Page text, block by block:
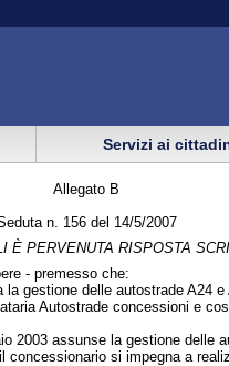
Servizi ai
Allegato B
n. 156 del 14/5/2007
È PERVENUTA RISPOSTA
- premesso che:
gestione delle autostrade A24
Autostrade concessioni e
2003 assunse la gestione delle
si impegna a